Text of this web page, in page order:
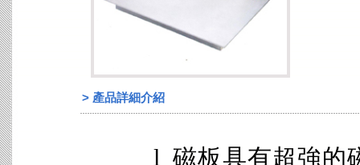
> 產品詳細介紹
l 磁板具有超強的